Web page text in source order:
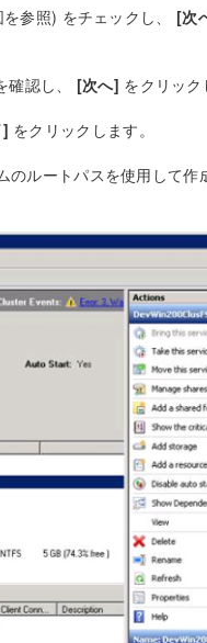
参照) をチェックし、 [次
認し、 [次へ] をクリック
をクリックします。
ルートパスを使用して作